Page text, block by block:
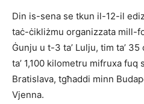
Din is-sena se tkun il-12-il
taċ-ċikliżmu organizzata mill-
Ġunju u t-3 ta’ Lulju, tim ta’
ta’ 1,100 kilometru mifruxa
Bratislava, tgħaddi minn
Vjenna.